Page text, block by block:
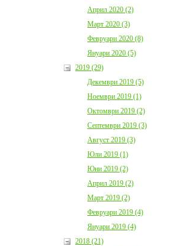
Април 2020 (2)
Март 2020 (3)
Февруари 2020 (8)
Януари 2020 (5)
2019 (29)
Декември 2019 (5)
Ноември 2019 (1)
Октомври 2019 (2)
Септември 2019 (3)
Август 2019 (3)
Юли 2019 (1)
Юни 2019 (2)
Април 2019 (2)
Март 2019 (2)
Февруари 2019 (4)
Януари 2019 (4)
2018 (21)